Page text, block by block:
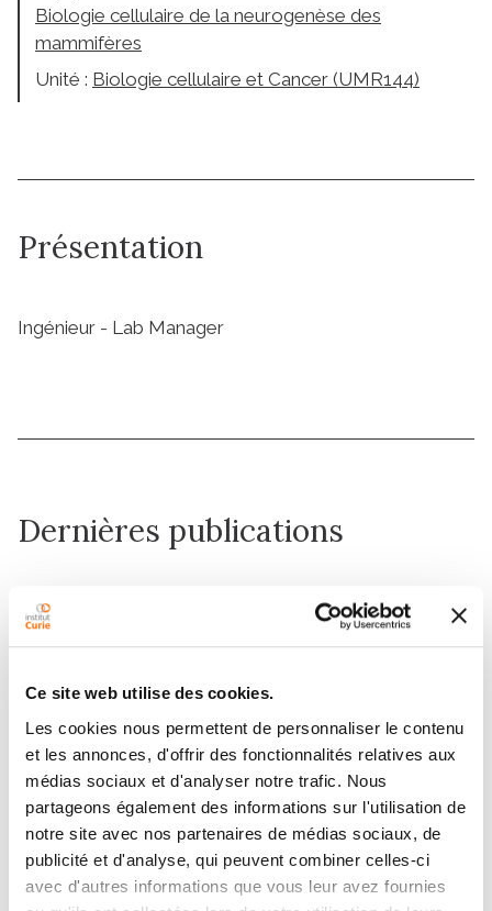
Ce site web utilise des cookies.
Les cookies nous permettent de personnaliser le contenu
et les annonces, d'offrir des fonctionnalités relatives aux
médias sociaux et d'analyser notre trafic. Nous
partageons également des informations sur l'utilisation de
notre site avec nos partenaires de médias sociaux, de
publicité et d'analyse, qui peuvent combiner celles-ci
avec d'autres informations que vous leur avez fournies
Biologie cellulaire de la neurogenèse des
mammifères
Unité : Biologie cellulaire et Cancer (UMR144)
Présentation
Ingénieur - Lab Manager
Dernières publications
Two independent translocation modes
drive neural stem cell dissemination into
the human fetal cortex
Contacter CHRISTOPHE
CHEHADE